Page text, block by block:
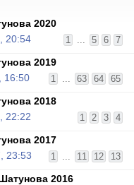
2020
1 ... 5 6 7
20:54
2019
1 ... 63 64 65
16:50
2018
1 2 3 4
22:22
2017
1 ... 11 12 13
23:53
2016